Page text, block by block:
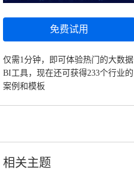
免费试用
仅需1分钟，即可体验热门的大数据
BI工具，现在还可获得233个行业的
案例和模板
相关主题